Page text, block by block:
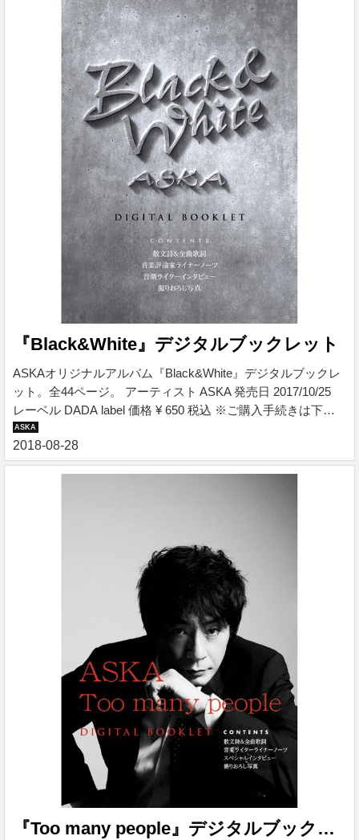
16 GB（システム領域含む） ■拡張スロット
microSD×2（SDHC、SDXC 対応）、1スロット最大...
『Black&White』デジタルブックレット
ASKAオリジナルアルバム『Black&White』デジタルブックレ
ット。全44ページ。 アーティスト ASKA 発売日 2017/10/25
レーベル DADA label 価格 ¥ 650 税込 ※ご購入手続きは下記
バナーよりお進みください。 『Black&White』デジタルブッ
クレット ASKAオリジナルアルバム『Black&White』デジタル
ブックレット。全44ページ。 収録コンテンツ ・散文詩＆全曲
『Too many people』デジタルブックレット